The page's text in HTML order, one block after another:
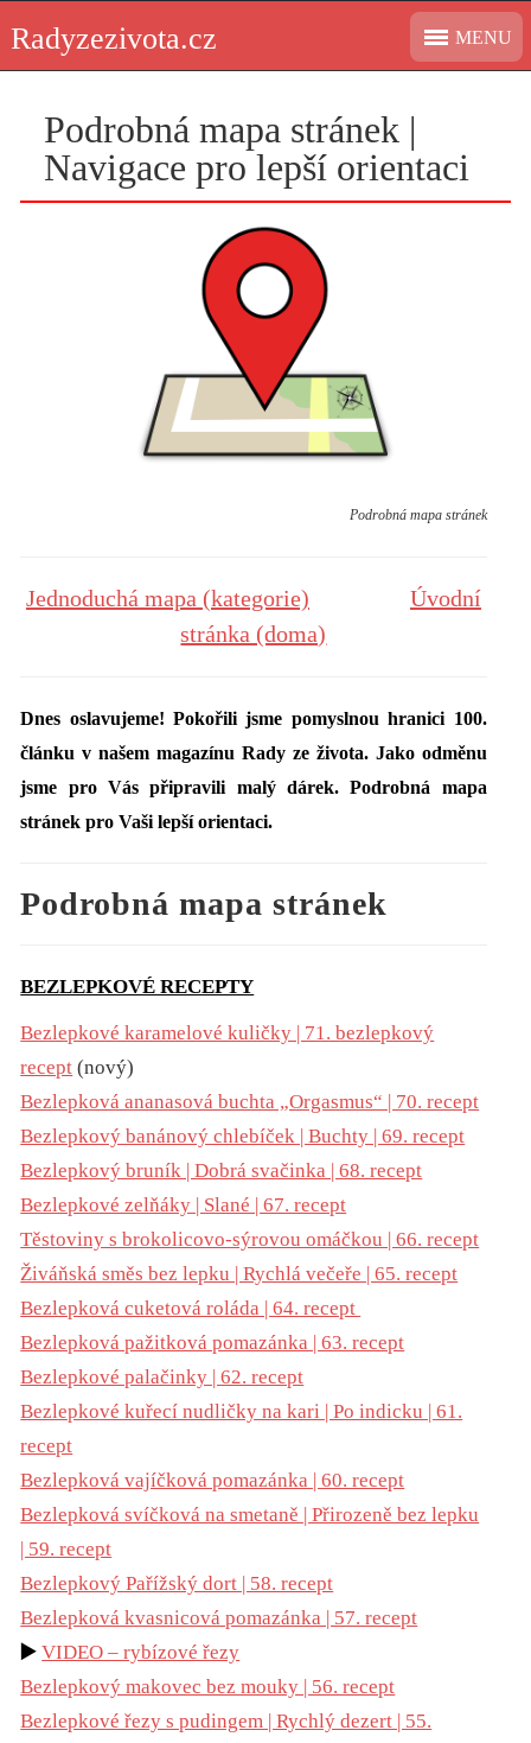
content
Radyzezivota.cz MENU
Podrobná mapa stránek |
Navigace pro lepší orientaci
Podrobná mapa stránek
Jednoduchá mapa (kategorie)
Úvodní
stránka (doma)
Dnes oslavujeme! Pokořili jsme pomyslnou hranici 100.
článku v našem magazínu Rady ze života. Jako odměnu
jsme pro Vás připravili malý dárek. Podrobná mapa
stránek pro Vaši lepší orientaci.
Podrobná mapa stránek
BEZLEPKOVÉ RECEPTY
Bezlepkové karamelové kuličky | 71. bezlepkový
recept (nový)
Bezlepková ananasová buchta „Orgasmus“ | 70. recept
Bezlepkový banánový chlebíček | Buchty | 69. recept
Bezlepkový bruník | Dobrá svačinka | 68. recept
Bezlepkové zelňáky | Slané | 67. recept
Těstoviny s brokolicovo-sýrovou omáčkou | 66. recept
Živáňská směs bez lepku | Rychlá večeře | 65. recept
Bezlepková cuketová roláda | 64. recept
Bezlepková pažitková pomazánka | 63. recept
Bezlepkové palačinky | 62. recept
Bezlepkové kuřecí nudličky na kari | Po indicku | 61.
recept
Bezlepková vajíčková pomazánka | 60. recept
Bezlepková svíčková na smetaně | Přirozeně bez lepku
| 59. recept
Bezlepkový Pařížský dort | 58. recept
Bezlepková kvasnicová pomazánka | 57. recept
▶️ VIDEO – rybízové řezy
Bezlepkový makovec bez mouky | 56. recept
Bezlepkové řezy s pudingem | Rychlý dezert | 55.